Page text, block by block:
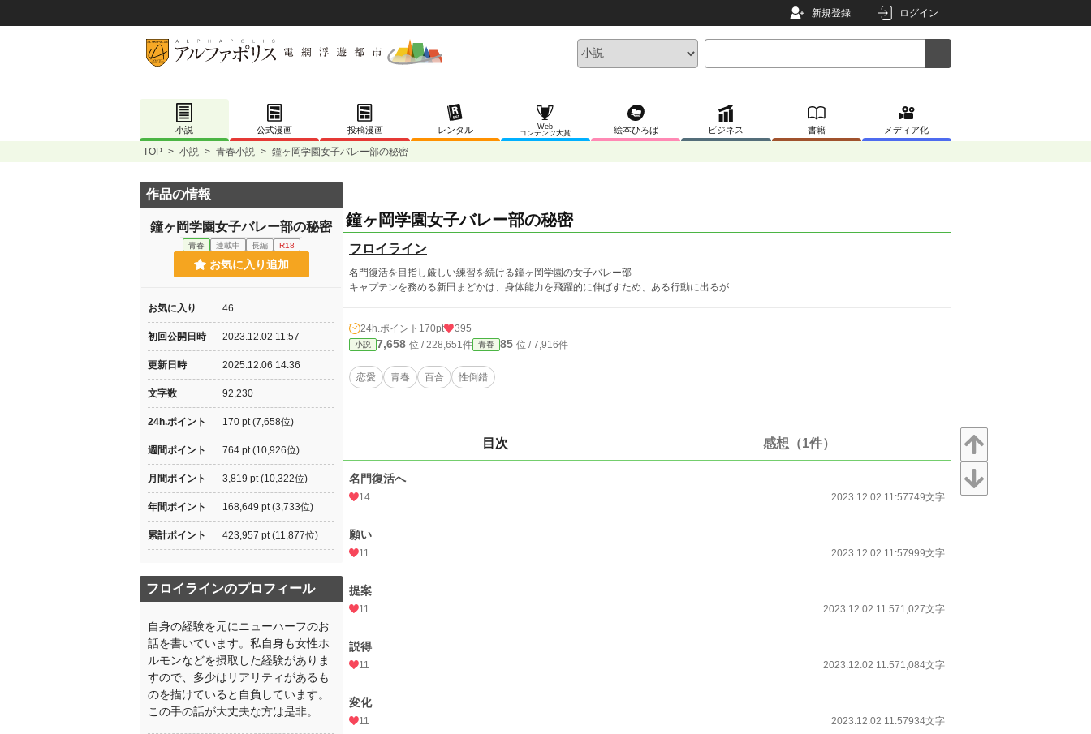
新規登録 ログイン
小説 公式漫画 投稿漫画 レンタル
Web
コンテンツ大賞
絵本ひろば ビジネス 書籍 メディア化
TOP > 小説 > 青春小説 > 鐘ヶ岡学園女子バレー部の秘密
鐘ヶ岡学園女子バレー部の秘密
フロイライン
名門復活を目指し厳しい練習を続ける鐘ヶ岡学園の女子バレー部
キャプテンを務める新田まどかは、身体能力を飛躍的に伸ばすため、ある行動に出るが…
24h.ポイント 170pt 395
小説 7,658 位 / 228,651件 青春 85 位 / 7,916件
恋愛 青春 百合 性倒錯
目次 感想（1件）
名門復活へ
14 2023.12.02 11:57749文字
願い
11 2023.12.02 11:57999文字
提案
11 2023.12.02 11:571,027文字
説得
11 2023.12.02 11:571,084文字
変化
11 2023.12.02 11:57934文字
作品の情報
鐘ヶ岡学園女子バレー部の秘密
青春 連載中 長編 R18
お気に入り追加
お気に入り 46
初回公開日時 2023.12.02 11:57
更新日時 2025.12.06 14:36
文字数 92,230
24h.ポイント 170 pt (7,658位)
週間ポイント 764 pt (10,926位)
月間ポイント 3,819 pt (10,322位)
年間ポイント 168,649 pt (3,733位)
累計ポイント 423,957 pt (11,877位)
フロイラインのプロフィール
自身の経験を元にニューハーフのお
話を書いています。私自身も女性ホ
ルモンなどを摂取した経験がありま
すので、多少はリアリティがあるも
のを描けていると自負しています。
この手の話が大丈夫な方は是非。